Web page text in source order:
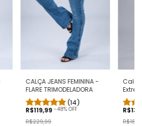
CALÇA JEANS FEMININA -
FLARE TRIMODELADORA
(14)
R$119,99 -48% OFF
R$229,99